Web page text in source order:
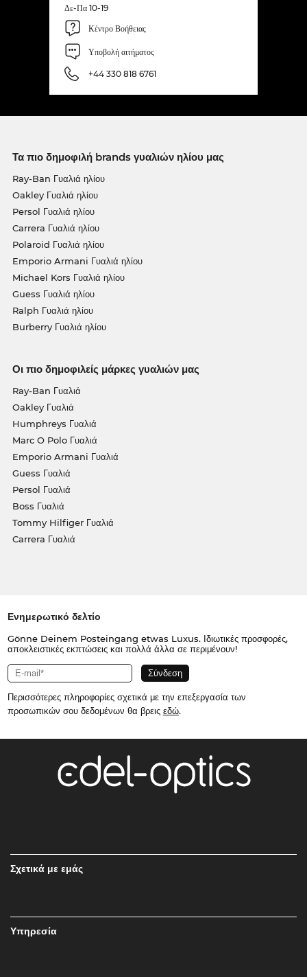
Δε-Πα 10-19
Κέντρο Βοήθειας
Υποβολή αιτήματος
+44 330 818 6761
Τα πιο δημοφιλή brands γυαλιών ηλίου μας
Ray-Ban Γυαλιά ηλίου
Oakley Γυαλιά ηλίου
Persol Γυαλιά ηλίου
Carrera Γυαλιά ηλίου
Polaroid Γυαλιά ηλίου
Emporio Armani Γυαλιά ηλίου
Michael Kors Γυαλιά ηλίου
Guess Γυαλιά ηλίου
Ralph Γυαλιά ηλίου
Burberry Γυαλιά ηλίου
Οι πιο δημοφιλείς μάρκες γυαλιών μας
Ray-Ban Γυαλιά
Oakley Γυαλιά
Humphreys Γυαλιά
Marc O Polo Γυαλιά
Emporio Armani Γυαλιά
Guess Γυαλιά
Persol Γυαλιά
Boss Γυαλιά
Tommy Hilfiger Γυαλιά
Carrera Γυαλιά
Ενημερωτικό δελτίο
Gönne Deinem Posteingang etwas Luxus. Ιδιωτικές προσφορές,
αποκλειστικές εκπτώσεις και πολλά άλλα σε περιμένουν!
Περισσότερες πληροφορίες σχετικά με την επεξεργασία των
προσωπικών σου δεδομένων θα βρεις εδώ.
Σχετικά με εμάς
Υπηρεσία